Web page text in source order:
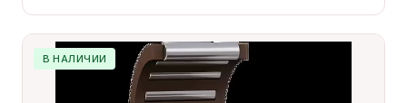
В НАЛИЧИИ